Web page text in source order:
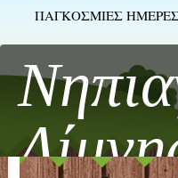
ΠΑΓΚΟΣΜΙΕΣ